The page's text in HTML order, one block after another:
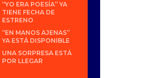
“YO ERA POESÍA” YA
TIENE FECHA DE
ESTRENO
“EN MANOS AJENAS”
YA ESTÁ DISPONIBLE
UNA SORPRESA ESTÁ
POR LLEGAR